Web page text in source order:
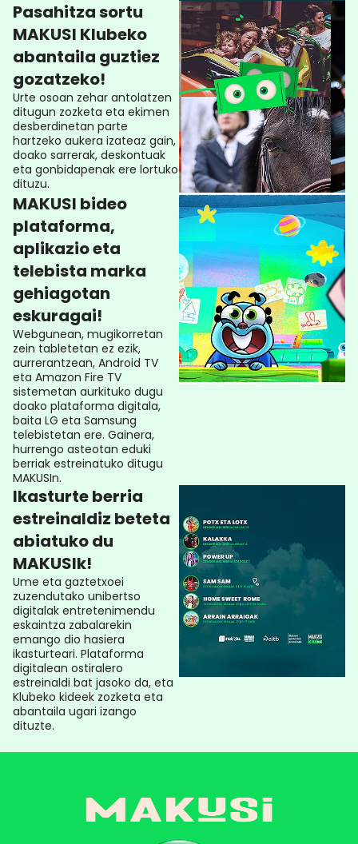
Pasahitza sortu
MAKUSI Klubeko
abantaila guztiez
gozatzeko!
Urte osoan zehar antolatzen
ditugun zozketa eta ekimen
desberdinetan parte
hartzeko aukera izateaz gain,
doako sarrerak, deskontuak
eta gonbidapenak ere lortuko
dituzu.
MAKUSI bideo
plataforma,
aplikazio eta
telebista marka
gehiagotan
eskuragai!
Webgunean, mugikorretan
zein tabletetan ez ezik,
aurrerantzean, Android TV
eta Amazon Fire TV
sistemetan aurkituko dugu
doako plataforma digitala,
baita LG eta Samsung
telebistetan ere. Gainera,
hurrengo asteotan eduki
berriak estreinatuko ditugu
MAKUSIn.
Ikasturte berria
estreinaldiz beteta
abiatuko du
MAKUSIk!
Ume eta gaztetxoei
zuzendutako unibertso
digitalak entretenimendu
eskaintza zabalarekin
emango dio hasiera
ikasturteari. Plataforma
digitalean ostiralero
estreinaldi bat jasoko da, eta
Klubeko kideek zozketa eta
abantaila ugari izango
dituzte.